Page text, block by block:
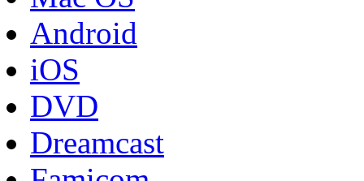
Android
iOS
DVD
Dreamcast